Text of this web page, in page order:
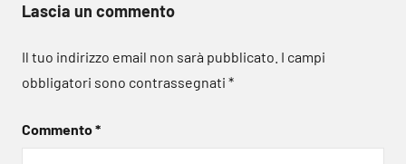
Lascia un commento
Il tuo indirizzo email non sarà pubblicato. I campi
obbligatori sono contrassegnati *
Commento*